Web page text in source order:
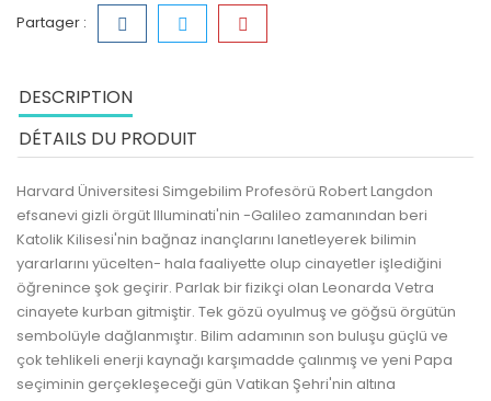
Partager :
DESCRIPTION
DÉTAILS DU PRODUIT
Harvard Üniversitesi Simgebilim Profesörü Robert Langdon
efsanevi gizli örgüt Illuminati'nin -Galileo zamanından beri
Katolik Kilisesi'nin bağnaz inançlarını lanetleyerek bilimin
yararlarını yücelten- hala faaliyette olup cinayetler işlediğini
öğrenince şok geçirir. Parlak bir fizikçi olan Leonarda Vetra
cinayete kurban gitmiştir. Tek gözü oyulmuş ve göğsü örgütün
sembolüyle dağlanmıştır. Bilim adamının son buluşu güçlü ve
çok tehlikeli enerji kaynağı karşımadde çalınmış ve yeni Papa
seçiminin gerçekleşeceği gün Vatikan Şehri'nin altına